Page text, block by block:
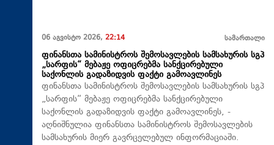
06 აგვისტო 2026, 22:14 სამართალი
ფინანსთა სამინისტროს შემოსავლების სამსახურის სგპ
„სარფის“ მებაჟე ოფიცრებმა სანქცირებული
საქონლის გადაზიდვის ფაქტი გამოავლინეს
ფინანსთა სამინისტროს შემოსავლების სამსახურის სგპ
„სარფის“ მებაჟე ოფიცრებმა სანქცირებული
საქონლის გადაზიდვის ფაქტი გამოავლინეს, -
აღნიშნულია ფინანსთა სამინისტროს შემოსავლების
სამსახურის მიერ გავრცელებულ ინფორმაციაში.